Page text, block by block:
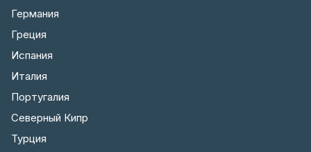
Германия
Греция
Испания
Италия
Португалия
Северный Кипр
Турция